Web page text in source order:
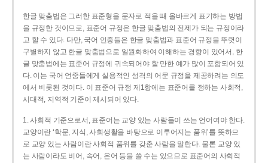
한글 맞춤법은 그러한 표준형을 문자로 적을 때 올바르게 표기하는 방법
을 규정한 것이므로, 표준어 규정은 한글 맞춤법의 전제가 되는 규정이라
고 할 수 있다. 다만, 국어 언중들은 한글 맞춤법과 표준어 규정을 뚜렷이
구별하지 않고 한글 맞춤법으로 일원화하여 이해하는 경향이 있어서, 한
글 맞춤법에는 표준어 규정에 귀속되어야 할 만한 예가 많이 포함되어 있
다. 이는 국어 언중들에게 실용적인 성격의 어문 규정을 제공하려는 의도
에서 비롯된 것이다. 이 표준어 규정 제1항에는 표준어를 정하는 사회적,
시대적, 지역적 기준이 제시되어 있다.
1. 사회적 기준으로서, 표준어는 교양 있는 사람들이 쓰는 언어여야 한다.
교양이란 ‘학문, 지식, 사회생활을 바탕으로 이루어지는 품위’를 뜻하므
로 교양 있는 사람이란 사회적 품위를 갖춘 사람을 말한다. 물론 교양 있
는 사람이라도 비어, 속어, 은어 등을 쓸 수는 있으므로 표준어의 사회적